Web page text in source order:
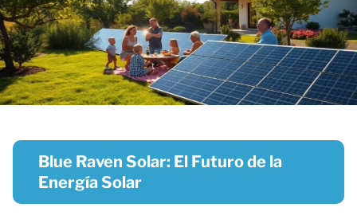
Blue Raven Solar: El Futuro de la
Energía Solar